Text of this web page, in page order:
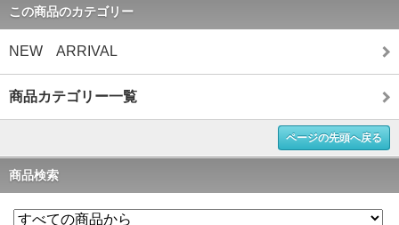
この商品のカテゴリー
NEW ARRIVAL
商品カテゴリー一覧
ページの先頭へ戻る
商品検索